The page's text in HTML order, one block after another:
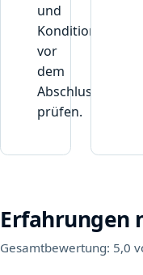
und
Konditionen
vor
dem
Abschluss
prüfen.
Erfahrungen
Gesamtbewertung: 5,0